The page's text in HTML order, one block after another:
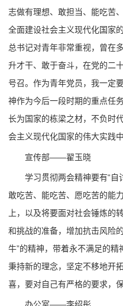
志做有理想、敢担当、能吃苦
全面建设社会主义现代化国家
总书记对青年非常重视，曾在
升才干、敢于奋斗，在党的二
号召。作为青年党员，我一定
神作为今后一段时期的重点任
长为国家的栋梁之材，不负时
会主义现代化国家的伟大实践中
宣传部——翟玉晓
学习贯彻两会精神要有“自
敢吃苦、能吃苦、愿吃苦的能
上，以及将要面对社会锤炼的
和挑战的准备，增加抗击风险
牛”的精神，带着永不满足的
秉持新的理念，坚定不移地开
喜，要对自己有严格的要求，